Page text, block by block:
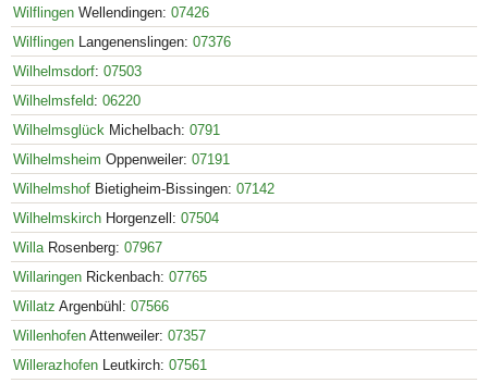
Wilflingen Wellendingen: 07426
Wilflingen Langenenslingen: 07376
Wilhelmsdorf: 07503
Wilhelmsfeld: 06220
Wilhelmsglück Michelbach: 0791
Wilhelmsheim Oppenweiler: 07191
Wilhelmshof Bietigheim-Bissingen: 07142
Wilhelmskirch Horgenzell: 07504
WillaRosenberg: 07967
Willaringen Rickenbach: 07765
Willatz Argenbühl: 07566
Willenhofen Attenweiler: 07357
Willerazhofen Leutkirch: 07561